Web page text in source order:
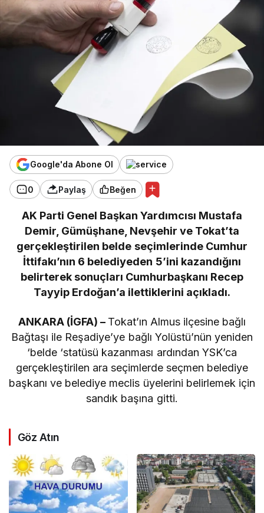
Google'da Abone Ol
0 Paylaş Beğen
AK Parti Genel Başkan Yardımcısı Mustafa
Demir, Gümüşhane, Nevşehir ve Tokat’ta
gerçekleştirilen belde seçimlerinde Cumhur
İttifakı’nın 6 belediyeden 5’ini kazandığını
belirterek sonuçları Cumhurbaşkanı Recep
Tayyip Erdoğan’a ilettiklerini açıkladı.
ANKARA (İGFA) – Tokat’ın Almus ilçesine bağlı
Bağtaşı ile Reşadiye’ye bağlı Yolüstü’nün yeniden
‘belde ‘statüsü kazanması ardından YSK’ca
gerçekleştirilen ara seçimlerde seçmen belediye
başkanı ve belediye meclis üyelerini belirlemek için
sandık başına gitti.
Göz Atın